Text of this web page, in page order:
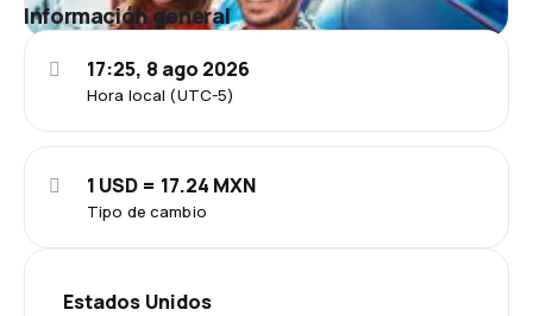
Información general
Hora local (UTC-5)
17:25, 8 ago 2026
Tipo de cambio
1 USD = 17.24 MXN
Estados Unidos